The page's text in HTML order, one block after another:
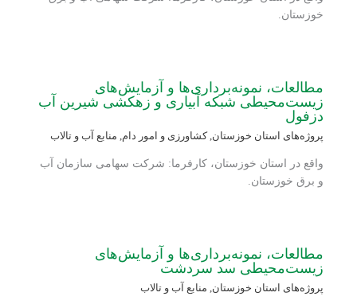
خوزستان.
مطالعات، نمونه‌برداری‌ها و آزمایش‌های
زیست‌محیطی شبکه آبیاری و زهکشی شیرین آب
دزفول
پروژه‌های استان خوزستان, کشاورزی و امور دام, منابع آب و تالاب
واقع در استان خوزستان، کارفرما: شرکت سهامی سازمان آب
و برق خوزستان.
مطالعات، نمونه‌برداری‌ها و آزمایش‌های
زیست‌محیطی سد سردشت
پروژه‌های استان خوزستان, منابع آب و تالاب